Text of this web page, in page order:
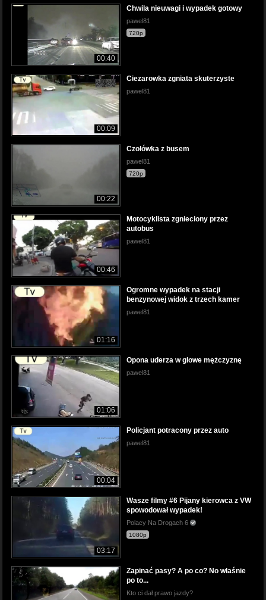
00:40
Chwila nieuwagi i wypadek gotowy
pawel81
720p
00:09
Ciezarowka zgniata skuterzyste
pawel81
00:22
Czołówka z busem
pawel81
720p
00:46
Motocyklista zgnieciony przez
autobus
pawel81
01:16
Ogromne wypadek na stacji
benzynowej widok z trzech kamer
pawel81
01:06
Opona uderza w glowe mężczyznę
pawel81
00:04
Policjant potracony przez auto
pawel81
03:17
Wasze filmy #6 Pijany kierowca z VW
spowodował wypadek!
Polacy Na Drogach 6
1080p
Zapinać pasy? A po co? No właśnie
po to...
Kto ci dał prawo jazdy?